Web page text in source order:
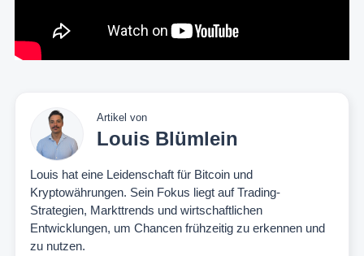
Artikel von
Louis Blümlein
Louis hat eine Leidenschaft für Bitcoin und
Kryptowährungen. Sein Fokus liegt auf Trading-
Strategien, Markttrends und wirtschaftlichen
Entwicklungen, um Chancen frühzeitig zu erkennen und
zu nutzen.